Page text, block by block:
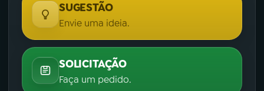
SUGESTÃO
Envie uma ideia.
SOLICITAÇÃO
Faça um pedido.